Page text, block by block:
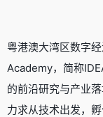
粤港澳大湾区数字
Academy，简称
的前沿研究与产业
力求从技术出发，